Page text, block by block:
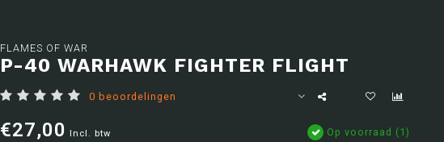
FLAMES OF WAR
P-40 WARHAWK FIGHTER FLIGHT
0 beoordelingen
€27,00 Incl. btw Op voorraad (1)